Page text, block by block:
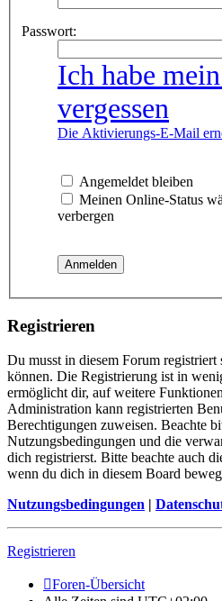
Passwort:
Ich habe
vergessen
Die Aktivierungs-E-Mail
Angemeldet bleiben
Meinen Online-Status
verbergen
Registrieren
Du musst in diesem Forum registriert
können. Die Registrierung ist in
ermöglicht dir, auf weitere
Administration kann registrierten
Berechtigungen zuweisen. Beachte
Nutzungsbedingungen und die
dich registrierst. Bitte beachte auch
wenn du dich in diesem Board
Nutzungsbedingungen |
Registrieren
Foren-Übersicht